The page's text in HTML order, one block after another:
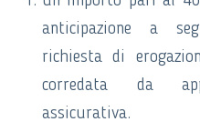
anticipazione a
richiesta di
corredata da
assicurativa.